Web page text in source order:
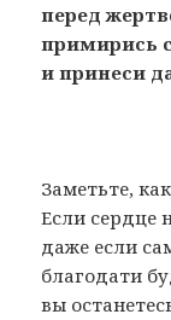
перед
примирись
и принеси
Заметьте,
Если сердце
даже если
благодати
вы